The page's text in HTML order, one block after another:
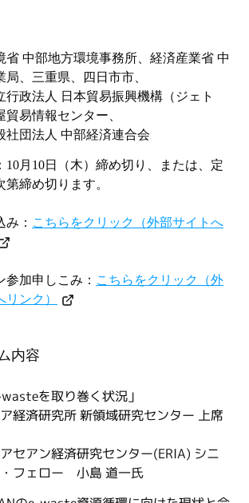
省 中部地方環境事務所、経済産業省 中
局、三重県、四日市市、
法人 日本貿易振興機構（ジェト
貿易情報センター、
法人 中部経済連合会
10月10日（木）締め切り、または、定
第締め切ります。
： こちらをクリック（外部サイトへ
参加申しこみ： こちらをクリック（外
ンク）
内容
wasteを取り巻く状況」
経済研究所 新領域研究センター 上席
セアン経済研究センター(ERIA) シニ
フェロー 小島 道一氏